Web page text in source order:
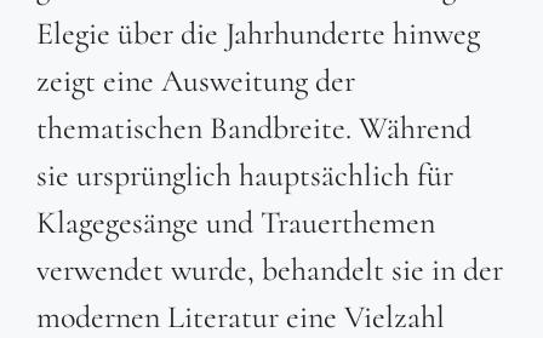
Elegie über die Jahrhunderte hinweg
zeigt eine Ausweitung der
thematischen Bandbreite. Während
sie ursprünglich hauptsächlich für
Klagegesänge und Trauerthemen
verwendet wurde, behandelt sie in der
modernen Literatur eine Vielzahl